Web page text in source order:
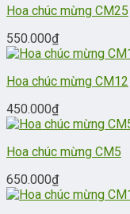
Hoa chúc mừng CM25
550.000₫
Hoa chúc mừng CM12
450.000₫
Hoa chúc mừng CM5
650.000₫